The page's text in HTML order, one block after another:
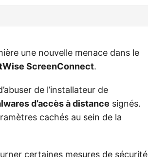
une nouvelle menace dans le
ScreenConnect.
de l’installateur de
d’accès à distance signés.
cachés au sein de la
certaines mesures de sécurité